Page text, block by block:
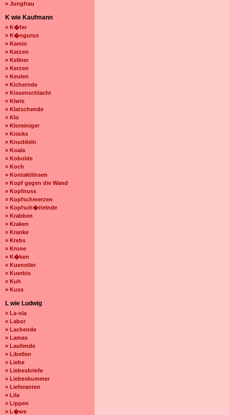
» Jungfrau
K wie Kaufmann
» K�fer
» K�ngurus
» Kamin
» Katzen
» Kellner
» Kerzen
» Keulen
» Kichernde
» Kissenschlacht
» Kiwis
» Klatschende
» Klo
» Kloreiniger
» Knicks
» Knuddeln
» Koala
» Kobolde
» Koch
» Kontaktlinsen
» Kopf gegen die Wand
» Kopfnuss
» Kopfschmerzen
» Kopfsch�ttelnde
» Krabben
» Kraken
» Kranke
» Krebs
» Krone
» K�ken
» Kuenstler
» Kuerbis
» Kuh
» Kuss
L wie Ludwig
» La-ola
» Labor
» Lachende
» Lamas
» Laufende
» Libellen
» Liebe
» Liebesbriefe
» Liebeskummer
» Lieferanten
» Lila
» Lippen
» L�we